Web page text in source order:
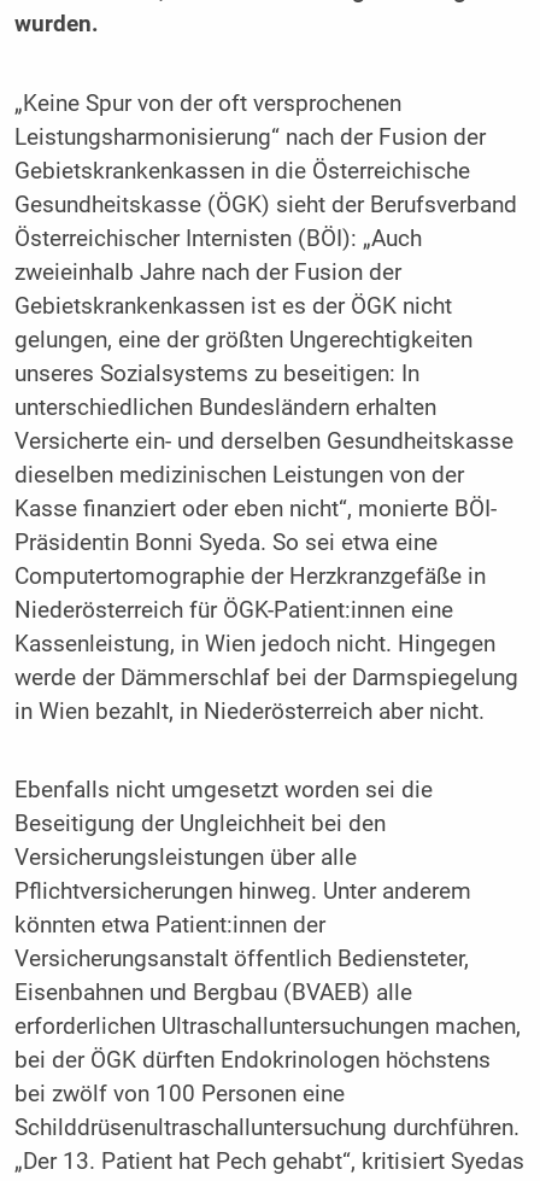
wurden.
„Keine Spur von der oft versprochenen
Leistungsharmonisierung“ nach der Fusion der
Gebietskrankenkassen in die Österreichische
Gesundheitskasse (ÖGK) sieht der Berufsverband
Österreichischer Internisten (BÖI): „Auch
zweieinhalb Jahre nach der Fusion der
Gebietskrankenkassen ist es der ÖGK nicht
gelungen, eine der größten Ungerechtigkeiten
unseres Sozialsystems zu beseitigen: In
unterschiedlichen Bundesländern erhalten
Versicherte ein- und derselben Gesundheitskasse
dieselben medizinischen Leistungen von der
Kasse finanziert oder eben nicht“, monierte BÖI-
Präsidentin Bonni Syeda. So sei etwa eine
Computertomographie der Herzkranzgefäße in
Niederösterreich für ÖGK-Patient:innen eine
Kassenleistung, in Wien jedoch nicht. Hingegen
werde der Dämmerschlaf bei der Darmspiegelung
in Wien bezahlt, in Niederösterreich aber nicht.
Ebenfalls nicht umgesetzt worden sei die
Beseitigung der Ungleichheit bei den
Versicherungsleistungen über alle
Pflichtversicherungen hinweg. Unter anderem
könnten etwa Patient:innen der
Versicherungsanstalt öffentlich Bediensteter,
Eisenbahnen und Bergbau (BVAEB) alle
erforderlichen Ultraschalluntersuchungen machen,
bei der ÖGK dürften Endokrinologen höchstens
bei zwölf von 100 Personen eine
Schilddrüsenultraschalluntersuchung durchführen.
„Der 13. Patient hat Pech gehabt“, kritisiert Syedas